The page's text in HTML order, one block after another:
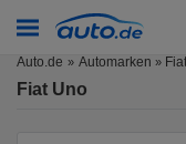
Auto.de Automarken » Fiat
Fiat Uno